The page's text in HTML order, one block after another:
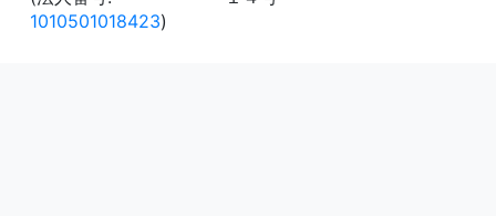
1010501018423)